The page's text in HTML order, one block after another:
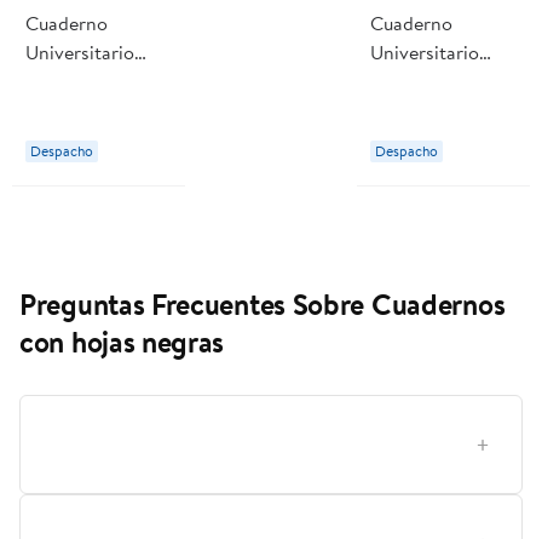
Cuaderno
Universitario
100 Hojas /
Producto Surtido
Despacho
Cuaderno
Universitario
Hojas, Producto
Surtido 1 Un
Despacho
Preguntas Frecuentes Sobre Cuadernos
con hojas negras